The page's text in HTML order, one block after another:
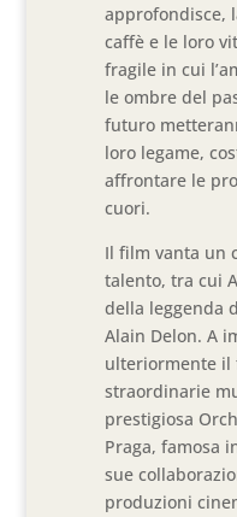
approfondisce,
caffè e le loro
fragile in cui
le ombre del
futuro
loro legame,
affrontare le
cuori.
Il film vanta un
talento, tra cui
della leggenda
Alain Delon. A
ulteriormente il
straordinarie
prestigiosa
Praga, famosa
sue
produzioni